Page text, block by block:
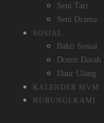
Seni Tari
Seni Drama
SOSIAL
Bakti Sosial
Donor Darah
Daur Ulang
KALENDER MVM
HUBUNGI KAMI